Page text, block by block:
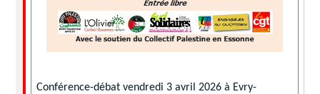
Conférence-débat vendredi 3 avril 2026 à Evry-